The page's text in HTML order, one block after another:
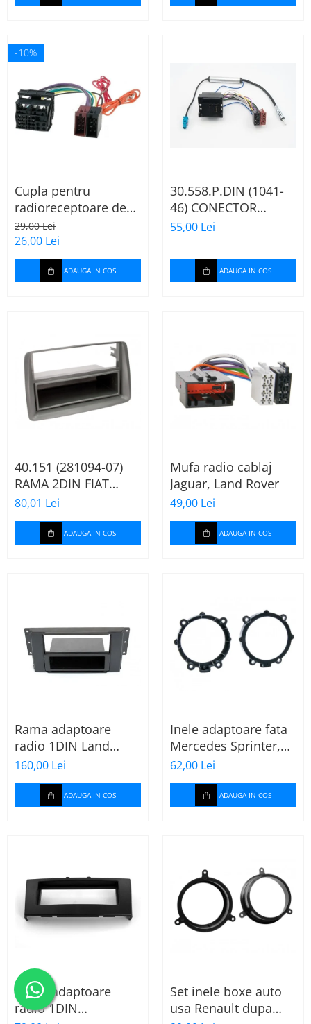
-10%
Cupla pentru
radioreceptoare de
fabrica Audi, Skoda,
VW la conector ISO
29,00 Lei
26,00 Lei
ADAUGA IN COS
30.558.P.DIN (1041-
46) CONECTOR
ISO+FAKRA CITROEN,
55,00 Lei
ADAUGA IN COS
40.151 (281094-07)
RAMA 2DIN FIAT
PANDA, 2003-2012
80,01 Lei
ADAUGA IN COS
Mufa radio cablaj
Jaguar, Land Rover
49,00 Lei
ADAUGA IN COS
Rama adaptoare
radio 1DIN Land
Rover Freelander II
(cu buzunar)
160,00 Lei
ADAUGA IN COS
Inele adaptoare fata
Mercedes Sprinter,
Vito, Viano, 271190-
18
62,00 Lei
ADAUGA IN COS
Rama adaptoare
radio 1DIN
Set inele boxe auto
usa Renault dupa